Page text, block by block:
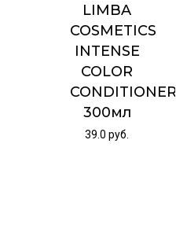
LIMBA
COSMETICS
INTENSE
COLOR
CONDITIONER
300мл
39.0руб.